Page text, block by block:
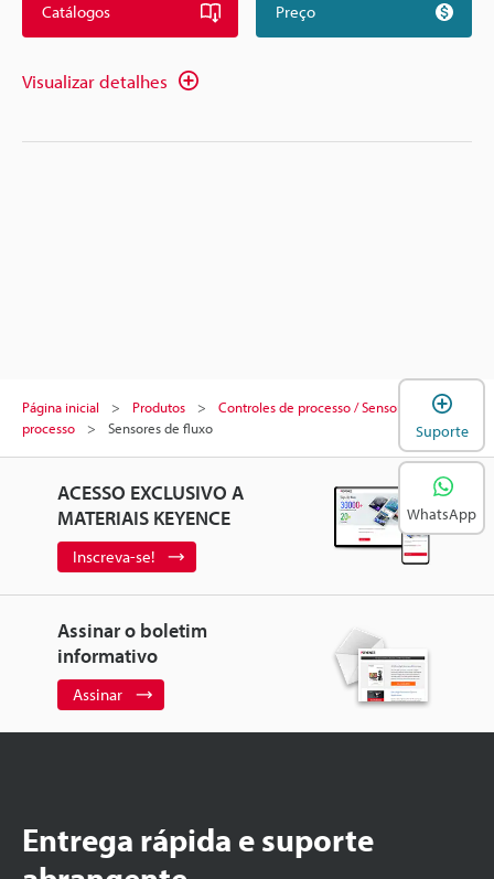
Catálogos Preço
Visualizar detalhes
Página inicial Produtos
Controles de processo / Sensores de
processo
Sensores de fluxo
ACESSO EXCLUSIVO A
MATERIAIS KEYENCE
Inscreva-se!
Assinar o boletim
informativo
Assinar
Entrega rápida e suporte
Suporte
WhatsApp